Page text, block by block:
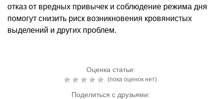
отказ от вредных привычек и соблюдение режима дня
помогут снизить риск возникновения кровянистых
выделений и других проблем.
Оценка статьи:
(пока оценок нет)
Поделиться с друзьями: